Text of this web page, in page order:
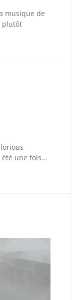
musique de
plutôt
une fois…